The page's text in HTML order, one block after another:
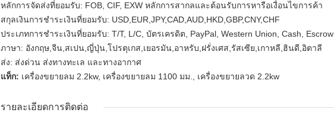
หลักการจัดส่งที่ยอมรับ: FOB, CIF, EXW หลักการสากลและต้อนรับการหารือเงื่อนไขการค้า
สกุลเงินการชําระเงินที่ยอมรับ: USD,EUR,JPY,CAD,AUD,HKD,GBP,CNY,CHF
ประเภทการชําระเงินที่ยอมรับ: T/T, L/C, บัตรเครดิต, PayPal, Western Union, Cash, Escrow
ภาษา: อังกฤษ,จีน,สเปน,ญี่ปุ่น,โปรตุเกส,เยอรมัน,อาหรับ,ฝรั่งเศส,รัสเซีย,เกาหลี,ฮินดี,อิตาลี
ส่ง: ส่งด่วน ส่งทางทะเล และทางอากาศ
แท็ก: เครื่องขยายลม 2.2kw, เครื่องขยายลม 1100 มม., เครื่องขยายลวด 2.2kw
รายละเอียดการติดต่อ